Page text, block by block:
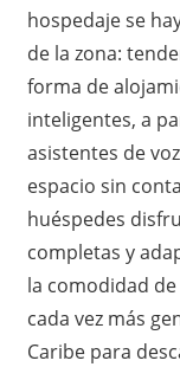
hospedaje se
de la zona:
forma de
inteligentes, a
asistentes de
espacio sin
huéspedes
completas y
la comodidad
cada vez más
Caribe para